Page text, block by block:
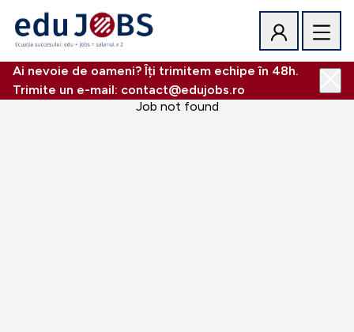
Ai nevoie de oameni? Îți trimitem echipe în 48h.
Trimite un e-mail: contact@edujobs.ro
Job not found